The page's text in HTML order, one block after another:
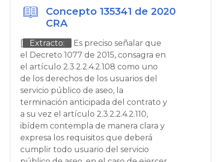
Concepto 135341 de 2020
CRA
[ Extracto:
Es preciso señalar que
el Decreto 1077 de 2015, consagra en
el artículo 2.3.2.2.4.2.108 como uno
de los derechos de los usuarios del
servicio público de aseo, la
terminación anticipada del contrato y
a su vez el artículo 2.3.2.2.4.2.110,
ibídem contempla de manera clara y
expresa los requisitos que deberá
cumplir todo usuario del servicio